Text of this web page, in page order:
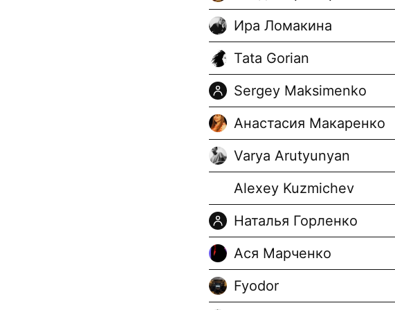
Ира Ломакина
Tata Gorian
Sergey Maksimenko
Анастасия Макаренко
Varya Arutyunyan
Alexey Kuzmichev
Наталья Горленко
Ася Марченко
Fyodor